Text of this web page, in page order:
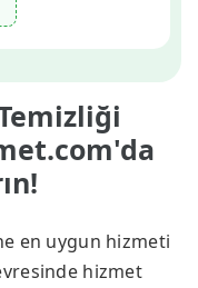
en uygun hizmeti
hizmet